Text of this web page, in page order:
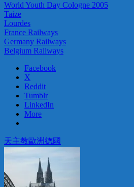
World Youth Day Cologne 2005
Taize
Lourdes
France Railways
Germany Railways
Belgium Railways
Facebook
X
Reddit
Tumblr
LinkedIn
More
天主教歐洲德國